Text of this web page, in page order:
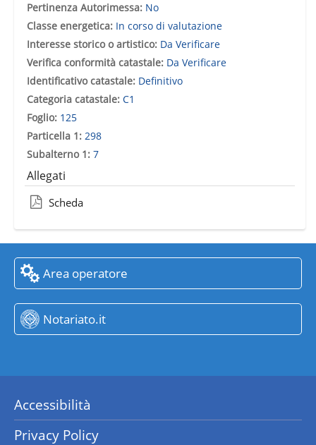
Pertinenza Autorimessa: No
Classe energetica: In corso di valutazione
Interesse storico o artistico: Da Verificare
Verifica conformità catastale: Da Verificare
Identificativo catastale: Definitivo
Categoria catastale: C1
Foglio: 125
Particella 1: 298
Subalterno 1: 7
Allegati
Scheda
Area operatore
Notariato.it
Accessibilità
Privacy Policy